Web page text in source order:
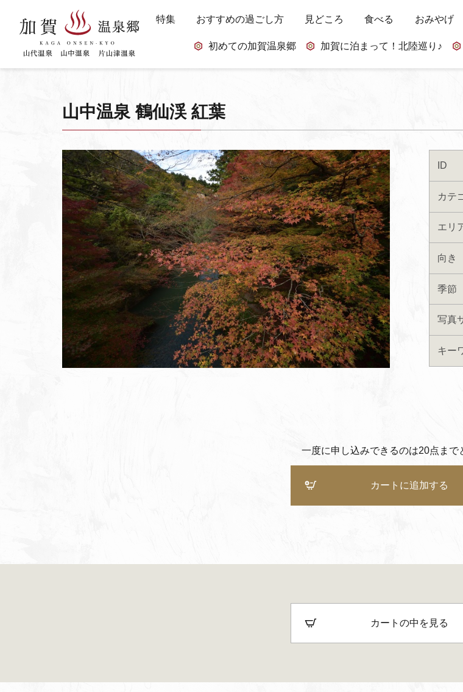
特集 おすすめの過ごし方 見どころ 食べる おみやげ
初めての加賀温泉郷 加賀に泊まって！北陸巡り♪
山中温泉 鶴仙渓 紅葉
ID
カテ
エリ
向き
季節
写真
キー
一度に申し込みできるのは20点まで
カートに追加する
カートの中を見る